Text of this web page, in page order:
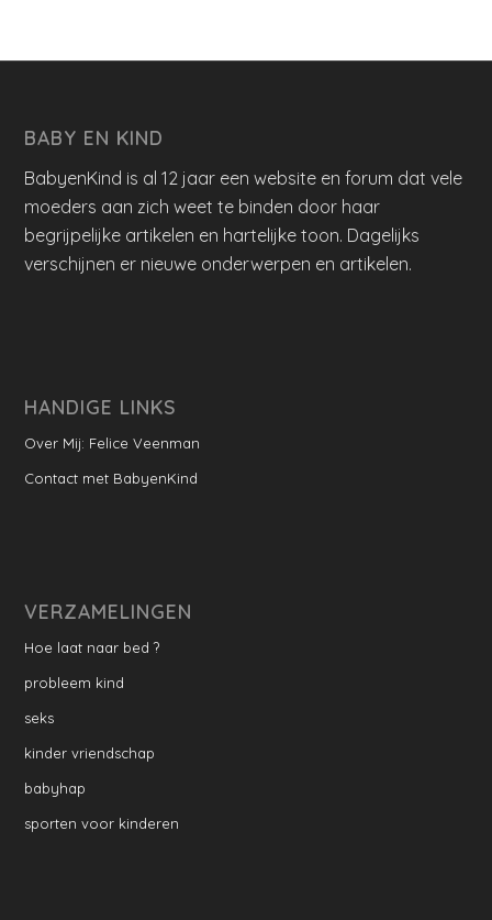
BABY EN KIND
BabyenKind is al 12 jaar een website en forum dat vele
moeders aan zich weet te binden door haar
begrijpelijke artikelen en hartelijke toon. Dagelijks
verschijnen er nieuwe onderwerpen en artikelen.
HANDIGE LINKS
Over Mij: Felice Veenman
Contact met BabyenKind
VERZAMELINGEN
Hoe laat naar bed ?
probleem kind
seks
kinder vriendschap
babyhap
sporten voor kinderen